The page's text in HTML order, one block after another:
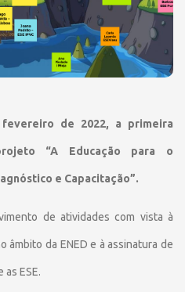
de 2022, a primeira
“A Educação para o
e Capacitação”.
de atividades com vista à
âmbito da ENED e à assinatura de
ESE.